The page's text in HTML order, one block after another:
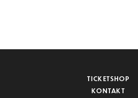
TICKETSHOP
KONTAKT